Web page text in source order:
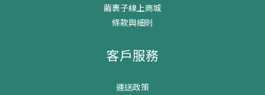
繭裹子線上商城
條款與細則
客戶服務
運送政策